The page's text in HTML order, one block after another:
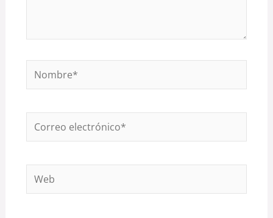
Nombre*
Correo
Web